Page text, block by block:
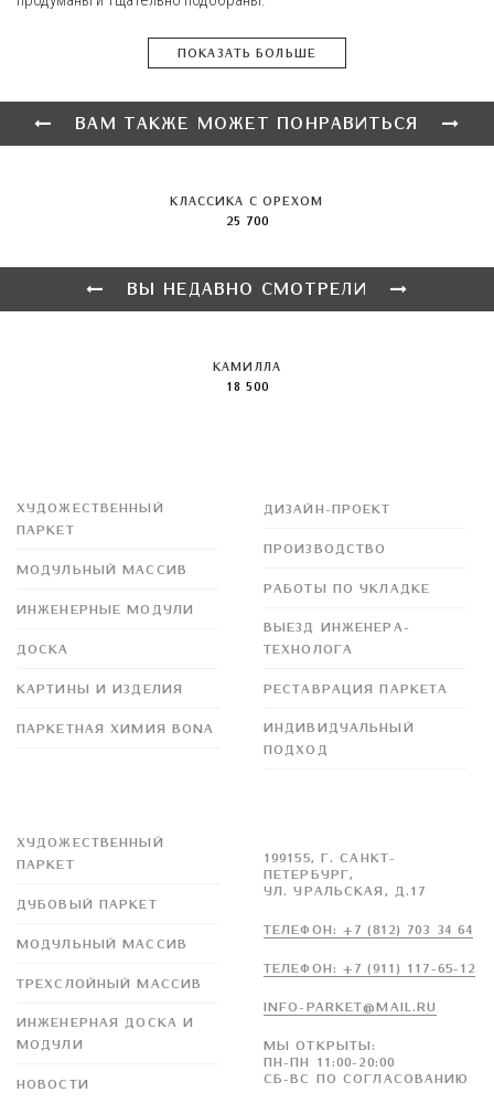
ПОКАЗАТЬ БОЛЬШЕ
ВАМ ТАКЖЕ МОЖЕТ ПОНРАВИТЬСЯ
КЛАССИКА С ОРЕХОМ
25 700
ВЫ НЕДАВНО СМОТРЕЛИ
КАМИЛЛА
18 500
ХУДОЖЕСТВЕННЫЙ
ПАРКЕТ
МОДУЛЬНЫЙ МАССИВ
ИНЖЕНЕРНЫЕ МОДУЛИ
ДОСКА
КАРТИНЫ И ИЗДЕЛИЯ
ПАРКЕТНАЯ ХИМИЯ BONA
ДИЗАЙН-ПРОЕКТ
ПРОИЗВОДСТВО
РАБОТЫ ПО УКЛАДКЕ
ВЫЕЗД ИНЖЕНЕРА-
ТЕХНОЛОГА
РЕСТАВРАЦИЯ ПАРКЕТА
ИНДИВИДУАЛЬНЫЙ
ПОДХОД
ХУДОЖЕСТВЕННЫЙ
ПАРКЕТ
ДУБОВЫЙ ПАРКЕТ
МОДУЛЬНЫЙ МАССИВ
ТРЕХСЛОЙНЫЙ МАССИВ
ИНЖЕНЕРНАЯ ДОСКА И
МОДУЛИ
НОВОСТИ
199155, Г. САНКТ-
ПЕТЕРБУРГ,
УЛ. УРАЛЬСКАЯ, Д.17
ТЕЛЕФОН: +7 (812) 703 34 64
ТЕЛЕФОН: +7 (911) 117-65-12
INFO-PARKET@MAIL.RU
МЫ ОТКРЫТЫ:
ПН-ПН 11:00-20:00
СБ-ВС ПО СОГЛАСОВАНИЮ